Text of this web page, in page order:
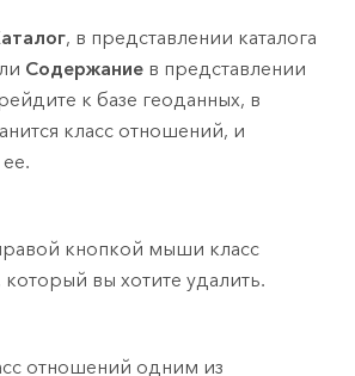
, в представлении каталога
Содержаниев представлении
к базе геоданных, в
класс отношений, и
кнопкой мыши класс
вы хотите удалить.
отношений одним из